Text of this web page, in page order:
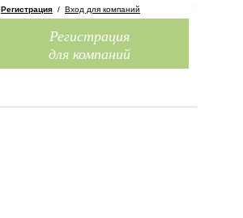
Регистрация / Вход для компаний
Регистрация
для компаний